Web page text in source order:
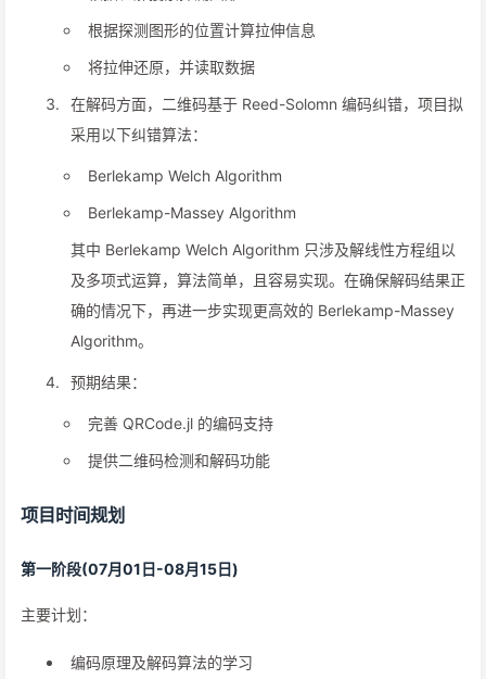
根据探测图形的位置计算拉伸信息
将拉伸还原，并读取数据
在解码方面，二维码基于 Reed-Solomn 编码纠错，项目拟
采用以下纠错算法：
Berlekamp Welch Algorithm
Berlekamp-Massey Algorithm
其中 Berlekamp Welch Algorithm 只涉及解线性方程组以
及多项式运算，算法简单，且容易实现。在确保解码结果正
确的情况下，再进一步实现更高效的 Berlekamp-Massey
Algorithm。
预期结果：
完善 QRCode.jl 的编码支持
提供二维码检测和解码功能
项目时间规划
第一阶段(07月01日-08月15日)
主要计划：
编码原理及解码算法的学习